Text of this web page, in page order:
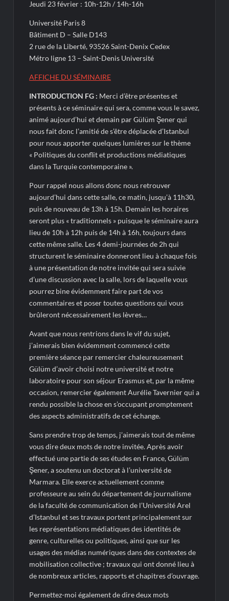
Jeudi 23 février : 10h-12h / 14h-16h
Université Paris 8
Bâtiment D – Salle D143
2 rue de la Liberté, 93526 Saint-Denix Cedex
Métro ligne 13 – Saint-Denis Université
AFFICHE DU SÉMINAIRE
INTRODUCTION FG : Merci d’être présentes et
présents à ce séminaire qui sera, comme vous le savez,
animé aujourd’hui et demain par Gülüm Şener qui
nous fait donc l’amitié de s’être déplacée d’Istanbul
pour nous apporter quelques lumières sur le thème
« Politiques du conflit et productions médiatiques
dans la Turquie contemporaine ».
Pour rappel nous allons donc nous retrouver
aujourd’hui dans cette salle, ce matin, jusqu’à 11h30,
puis de nouveau de 13h à 15h. Demain les horaires
seront plus « traditionnels » puisque le séminaire aura
lieu de 10h à 12h puis de 14h à 16h, toujours dans
cette même salle. Les 4 demi-journées de 2h qui
structurent le séminaire donneront lieu à chaque fois
à une présentation de notre invitée qui sera suivie
d’une discussion avec la salle, lors de laquelle vous
pourrez bine évidemment faire part de vos
commentaires et poser toutes questions qui vous
brûleront nécessairement les lèvres…
Avant que nous rentrions dans le vif du sujet,
j’aimerais bien évidemment commencé cette
première séance par remercier chaleureusement
Gülüm d’avoir choisi notre université et notre
laboratoire pour son séjour Erasmus et, par la même
occasion, remercier également Aurélie Tavernier qui a
rendu possible la chose en s’occupant promptement
des aspects administratifs de cet échange.
Sans prendre trop de temps, j’aimerais tout de même
vous dire deux mots de notre invitée. Après avoir
effectué une partie de ses études en France, Gülüm
Şener, a soutenu un doctorat à l’université de
Marmara. Elle exerce actuellement comme
professeure au sein du département de journalisme
de la faculté de communication de l’Université Arel
d’Istanbul et ses travaux portent principalement sur
les représentations médiatiques des identités de
genre, culturelles ou politiques, ainsi que sur les
usages des médias numériques dans des contextes de
mobilisation collective ; travaux qui ont donné lieu à
de nombreux articles, rapports et chapitres d’ouvrage.
Permettez-moi également de dire deux mots